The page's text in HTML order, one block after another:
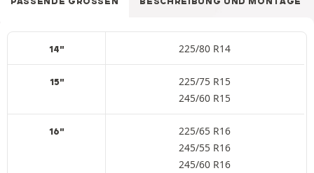
14" 225/80 R14
15"
225/75 R15
245/60 R15
16"
225/65 R16
245/55 R16
245/60 R16